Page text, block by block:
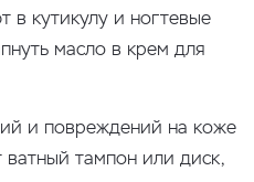
в кутикулу и ногтевые
масло в крем для
и повреждений на коже
тампон или диск,